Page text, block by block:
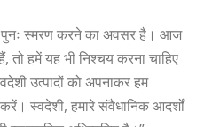
पुनः स्मरण करने का अवसर है। आज
तो हमें यह भी निश्चय करना चाहिए
उत्पादों को अपनाकर हम
स्वदेशी, हमारे संवैधानिक आदर्शों